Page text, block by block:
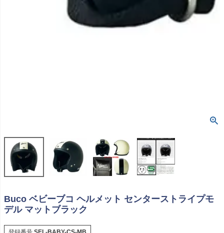
Buco ベビーブコ ヘルメット センターストライプモ
デル マットブラック